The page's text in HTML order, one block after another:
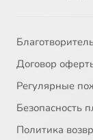
Договор
Регулярные
Безопасность
Политика